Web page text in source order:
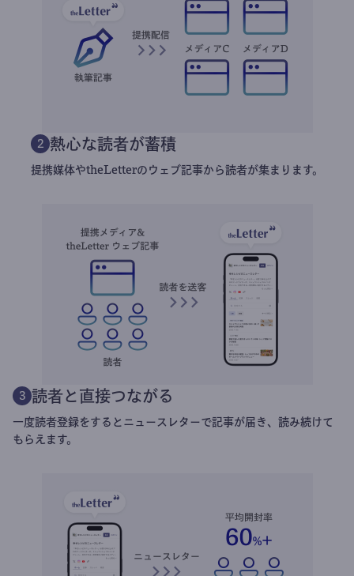
2 熱心な読者が蓄積
提携媒体やtheLetterのウェブ記事から読者が集まります。
3 読者と直接つながる
一度読者登録をするとニュースレターで記事が届き、読み続けて
もらえます。